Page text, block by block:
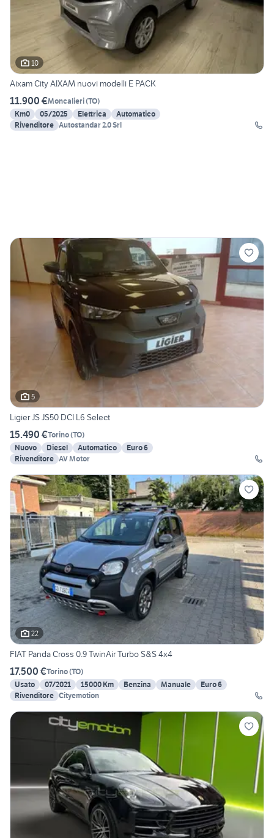
10
Aixam City AIXAM nuovi modelli E PACK
11.900 €Moncalieri(TO)
Km0
05/2025 Elettrica
Automatico
Rivenditore Autostandar 2.0 Srl
5
Ligier JS JS50 DCI L6 Select
15.490 €Torino(TO)
Nuovo
Diesel Automatico
Euro 6
Rivenditore AV Motor
22
FIAT Panda Cross 0.9 TwinAir Turbo S&S 4x4
17.500 €Torino(TO)
Usato
07/2021 15000 Km Benzina Manuale
Euro 6
Rivenditore Cityemotion